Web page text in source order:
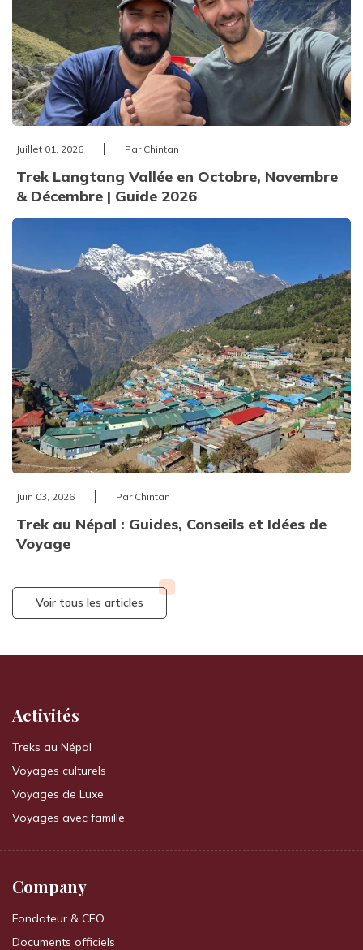
Voir tous les articles
Juillet 01, 2026 Par Chintan
Trek Langtang Vallée en Octobre, Novembre
& Décembre | Guide 2026
Juin 03, 2026 Par Chintan
Trek au Népal : Guides, Conseils et Idées de
Voyage
Activités
Treks au Népal
Voyages culturels
Voyages de Luxe
Voyages avec famille
Company
Fondateur & CEO
Documents officiels